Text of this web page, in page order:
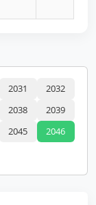
2031
2032
2038
2039
2045
2046